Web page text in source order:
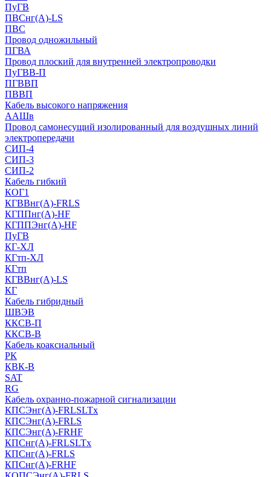
ПуГВ
ПВСнг(А)-LS
ПВС
Провод одножильный
ПГВА
Провод плоский для внутренней электропроводки
ПуГВВ-П
ПГВВП
ПВВП
Кабель высокого напряжения
ААШв
Провод самонесущий изолированный для воздушных линий
электропередачи
СИП-4
СИП-3
СИП-2
Кабель гибкий
КОГ1
КГВВнг(А)-FRLS
КГППнг(A)-HF
КГППЭнг(A)-HF
ПуГВ
КГ-ХЛ
КГтп-ХЛ
КГтп
КГВВнг(А)-LS
КГ
Кабель гибридный
ШВЭВ
ККСВ-П
ККСВ-В
Кабель коаксиальный
РК
КВК-В
SAT
RG
Кабель охранно-пожарной сигнализации
КПСЭнг(А)-FRLSLTx
КПСЭнг(А)-FRLS
КПСЭнг(А)-FRHF
КПСнг(А)-FRLSLTx
КПСнг(А)-FRLS
КПСнг(А)-FRHF